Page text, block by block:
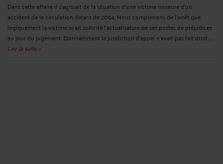
Dans cette affaire il s'agissait de la situation d'une victime mineure d'un
accident de la circulation datant de 2004. Nous comprenons de l'arrêt que
logiquement la victime avait sollicité l'actualisation de ses postes de préjudices
au jour du jugement. Etonnamment la juridiction d'appel n'avait pas fait droit ...
Lire la suite >